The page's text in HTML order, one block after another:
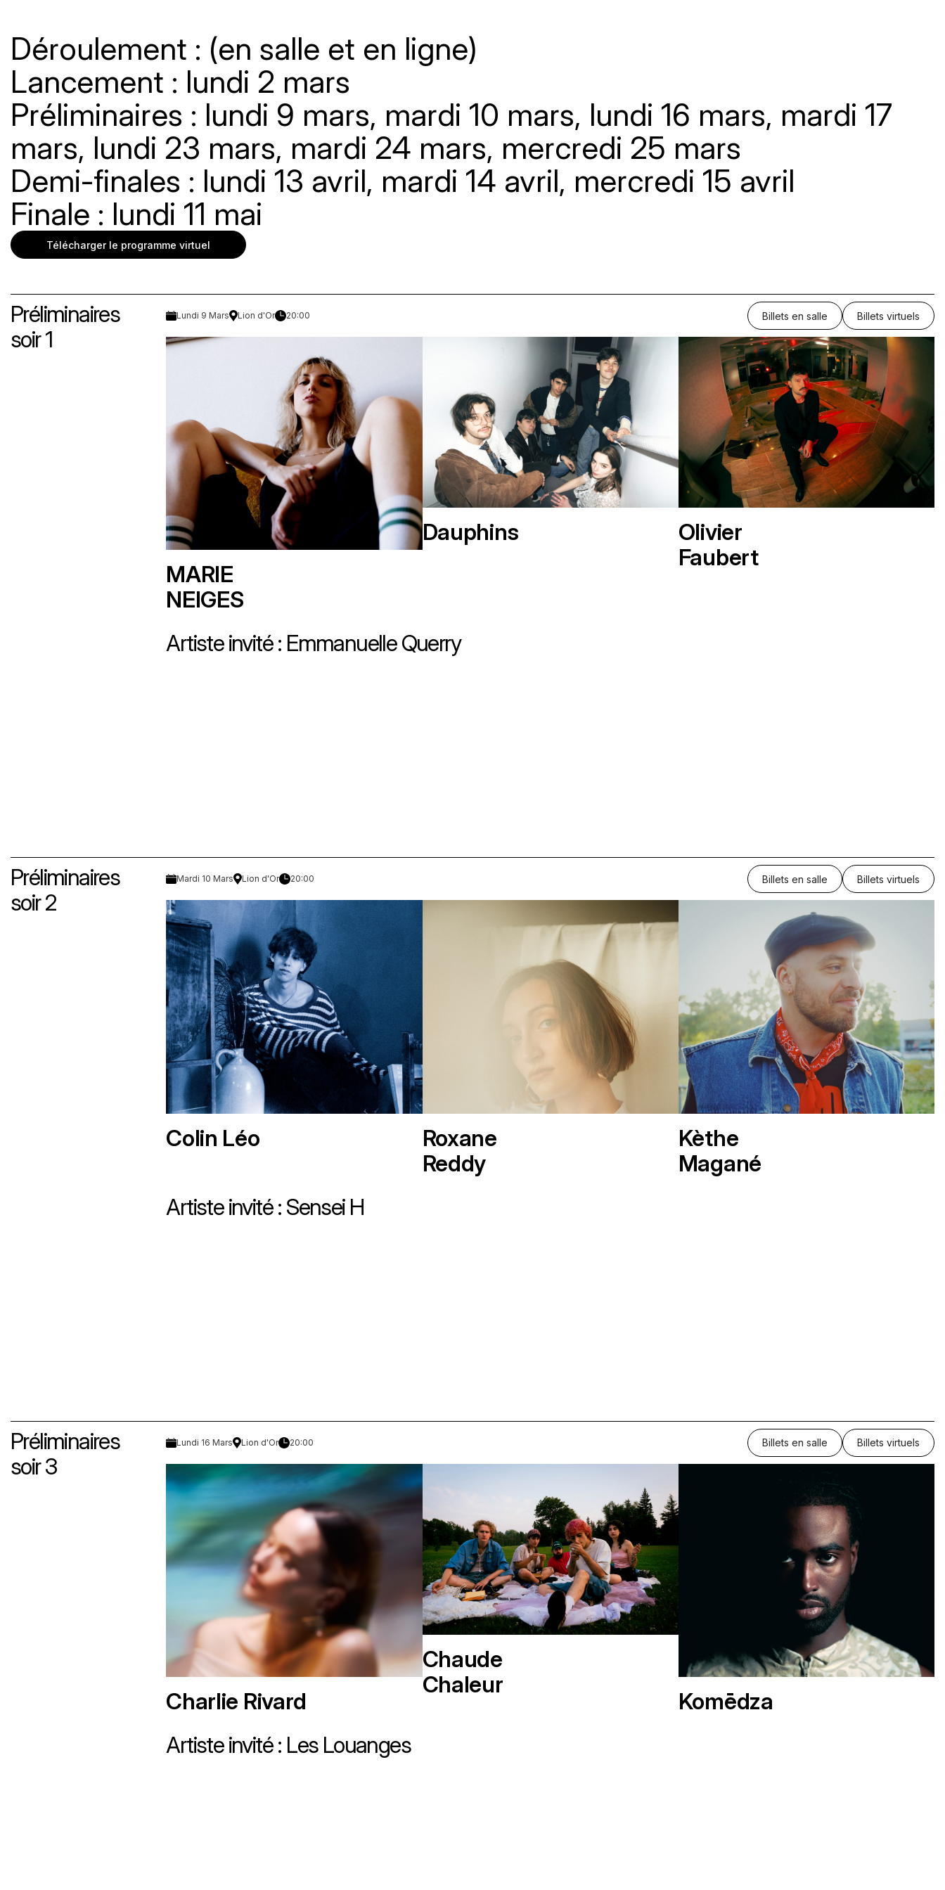
Déroulement : (en salle et en ligne)
Lancement : lundi 2 mars
Préliminaires : lundi 9 mars, mardi 10 mars, lundi 16 mars, mardi 17
mars, lundi 23 mars, mardi 24 mars, mercredi 25 mars
Demi-finales : lundi 13 avril, mardi 14 avril, mercredi 15 avril
Finale : lundi 11 mai
Télécharger le programme virtuel
Préliminaires
soir 1
Lundi 9 Mars Lion d'Or 20:00 Billets en salle Billets virtuels
MARIE
NEIGES
Dauphins
Olivier
Faubert
Artiste invité : Emmanuelle Querry
Préliminaires
soir 2
Mardi 10 Mars Lion d'Or 20:00 Billets en salle Billets virtuels
Colin Léo
Roxane
Reddy
Kèthe
Magané
Artiste invité : Sensei H
Préliminaires
soir 3
Lundi 16 Mars Lion d'Or 20:00 Billets en salle Billets virtuels
Charlie Rivard
Chaude
Chaleur
Komēdza
Artiste invité : Les Louanges